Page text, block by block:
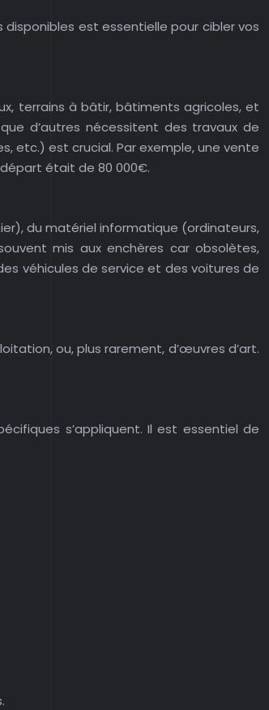
est essentielle pour cibler vos
terrains à bâtir, bâtiments agricoles, et
d’autres nécessitent des travaux de
etc.) est crucial. Par exemple, une vente
était de 80 000€.
du matériel informatique (ordinateurs,
mis aux enchères car obsolètes,
véhicules de service et des voitures de
ou, plus rarement, d’œuvres d’art.
s’appliquent. Il est essentiel de